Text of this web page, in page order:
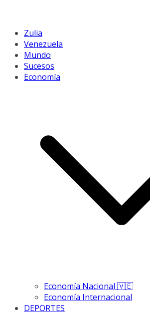
Zulia
Venezuela
Mundo
Sucesos
Economía
Economía Nacional 🇻🇪
Economía Internacional
DEPORTES